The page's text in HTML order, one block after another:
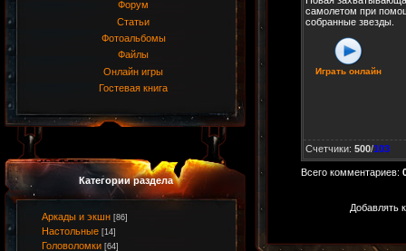
Форум
Статьи
Фотоальбомы
Файлы
Онлайн игры
Гостевая книга
Категории раздела
Аркады и экшн [86]
Настольные [14]
Головоломки [64]
самолетом при
собранные звезды.
Играть онлайн
Счетчики: 500/103
Всего комментариев:
Добавлять